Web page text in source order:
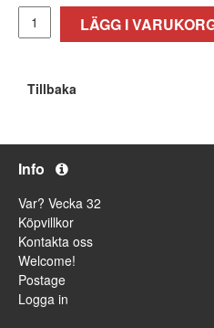
LÄGG I
Tillbaka
Info
Var? Vecka 32
Köpvillkor
Kontakta oss
Welcome!
Postage
Logga in